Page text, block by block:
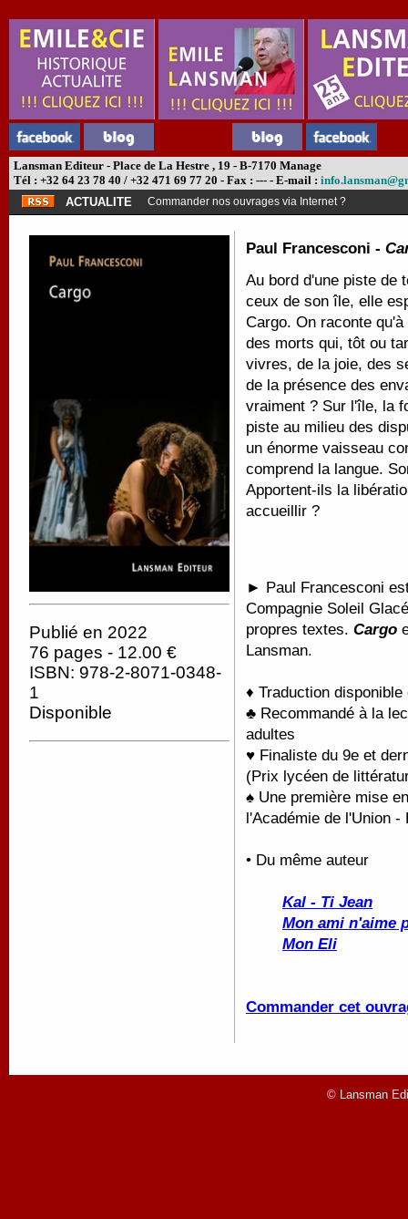
Lansman Editeur - Place de La Hestre , 19 - B-7170 Manage
Tél : +32 64 23 78 40 / +32 471 69 77 20 - Fax : --- - E-mail :
ACTUALITE
Commander nos ouvrages via Internet ?
Publié en 2022
76 pages - 12.00 €
ISBN: 978-2-8071-0348-
1
Disponible
Paul Francesconi -
Au bord d'une piste de
ceux de son île, elle
Cargo. On raconte
des morts qui, tôt ou
vivres, de la joie, des
de la présence des
vraiment ? Sur l'île, la
piste au milieu des
un énorme vaisseau
comprend la langue.
Apportent-ils la
accueillir ?
► Paul Francesconi
Compagnie Soleil
propres textes. Cargo
Lansman.
♦ Traduction
♣ Recommandé à la
adultes
♥ Finaliste du 9e et
(Prix lycéen de
♠ Une première mise
l'Académie de l'Union -
• Du même auteur
Kal - Ti Jean
Mon ami n'aime
Mon Eli
Commander cet
© Lansman